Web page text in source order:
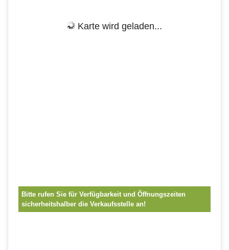
Karte wird geladen...
Bitte rufen Sie für Verfügbarkeit und Öffnungszeiten
sicherheitshalber die Verkaufsstelle an!